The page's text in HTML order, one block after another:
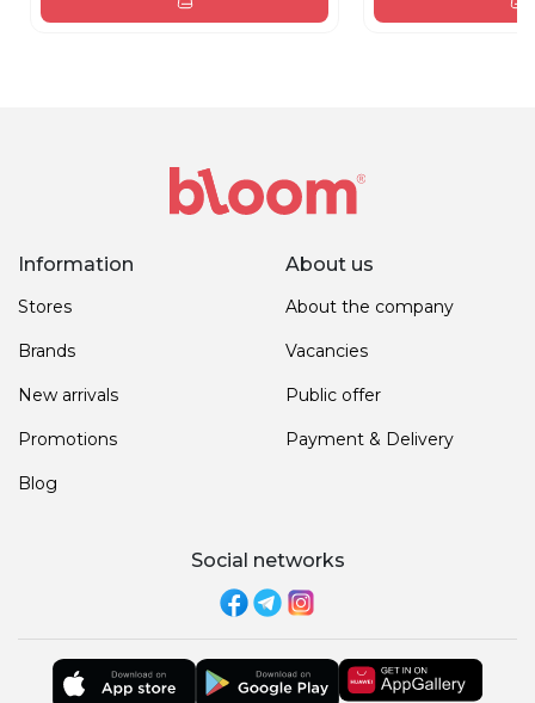
Information
Stores
Brands
New arrivals
Promotions
Blog
About us
About the company
Vacancies
Public offer
Payment & Delivery
Social networks